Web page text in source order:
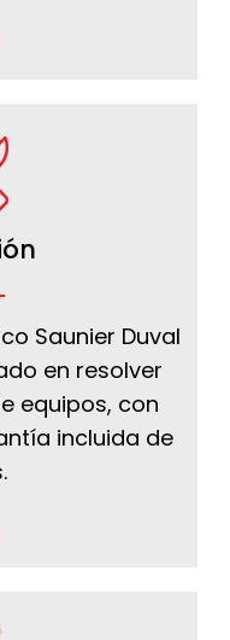
Saunier Duval
en resolver
equipos, con
incluida de